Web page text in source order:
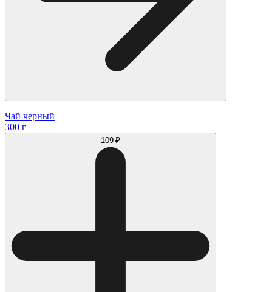
Чай черный
300 г
109 ₽